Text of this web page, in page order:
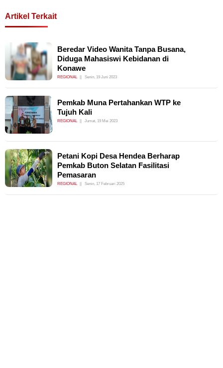
Artikel Terkait
Beredar Video Wanita Tanpa Busana,
Diduga Mahasiswi Kebidanan di
Konawe
REGIONAL Senin, 19 Juni 2023
Pemkab Muna Pertahankan WTP ke
Tujuh Kali
REGIONAL Jumat, 19 Mei 2023
Petani Kopi Desa Hendea Berharap
Pemkab Buton Selatan Fasilitasi
Pemasaran
REGIONAL Senin, 17 Februari 2025